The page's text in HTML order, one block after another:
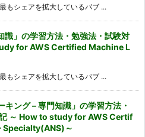
もシェアを拡大しているパブ ...
識」の学習方法・勉強法・試験対
for AWS Certified Machine L
もシェアを拡大しているパブ ...
キング – 専門知識」の学習方法・
～ How to study for AWS Certif
～